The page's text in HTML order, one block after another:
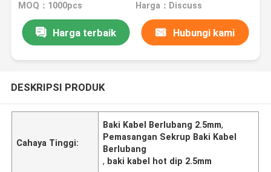
MOQ：1000pcs Harga：Discuss
Harga terbaik Hubungi kami
DESKRIPSI PRODUK
Cahaya Tinggi:
Baki Kabel Berlubang 2.5mm,
Pemasangan Sekrup Baki Kabel
Berlubang
, baki kabel hot dip 2.5mm